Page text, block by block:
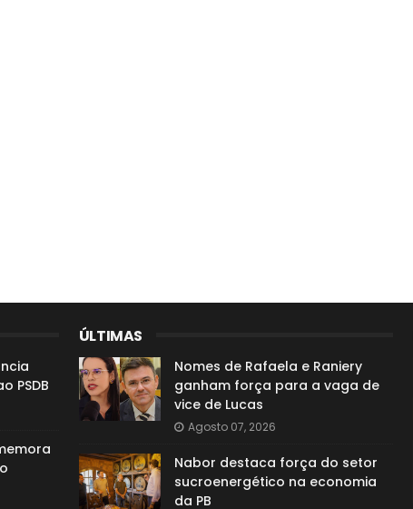
PSDB
ÚLTIMAS
Nomes de Rafaela e Raniery
ganham força para a vaga de
vice de Lucas
Agosto 07, 2026
Nabor destaca força do setor
sucroenergético na economia
da PB